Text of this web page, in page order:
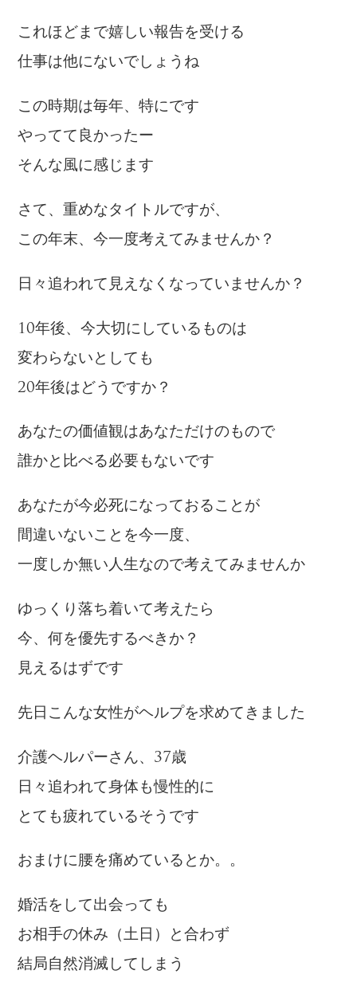
これほどまで嬉しい報告を受ける
仕事は他にないでしょうね
この時期は毎年、特にです
やってて良かったー
そんな風に感じます
さて、重めなタイトルですが、
この年末、今一度考えてみませんか？
日々追われて見えなくなっていませんか？
10年後、今大切にしているものは
変わらないとしても
20年後はどうですか？
あなたの価値観はあなただけのもので
誰かと比べる必要もないです
あなたが今必死になっておることが
間違いないことを今一度、
一度しか無い人生なので考えてみませんか
ゆっくり落ち着いて考えたら
今、何を優先するべきか？
見えるはずです
先日こんな女性がヘルプを求めてきました
介護ヘルパーさん、37歳
日々追われて身体も慢性的に
とても疲れているそうです
おまけに腰を痛めているとか。。
婚活をして出会っても
お相手の休み（土日）と合わず
結局自然消滅してしまう